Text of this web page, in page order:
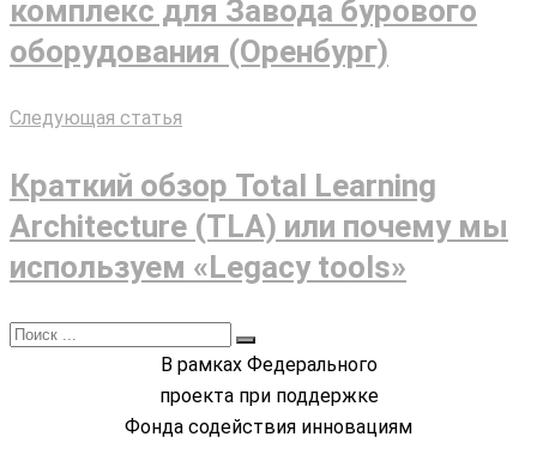
комплекс для Завода бурового
оборудования (Оренбург)
Следующая статья
Краткий обзор Total Learning
Architecture (TLA) или почему мы
используем «Legacy tools»
В рамках Федерального
проекта при поддержке
Фонда содействия инновациям